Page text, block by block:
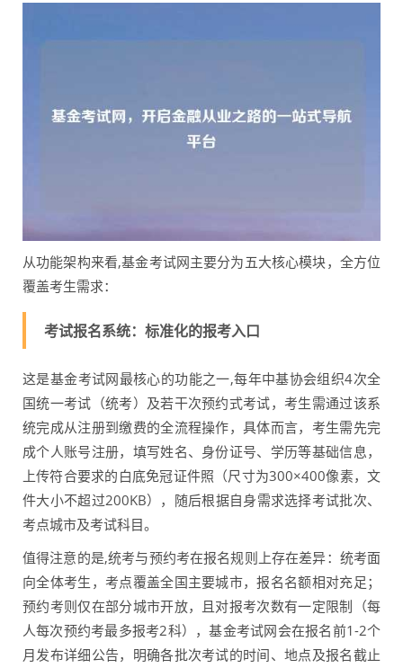
从功能架构来看,基金考试网主要分为五大核心模块，全方位
覆盖考生需求：
考试报名系统：标准化的报考入口
这是基金考试网最核心的功能之一,每年中基协会组织4次全
国统一考试（统考）及若干次预约式考试，考生需通过该系
统完成从注册到缴费的全流程操作，具体而言，考生需先完
成个人账号注册，填写姓名、身份证号、学历等基础信息，
上传符合要求的白底免冠证件照（尺寸为300×400像素，文
件大小不超过200KB），随后根据自身需求选择考试批次、
考点城市及考试科目。
值得注意的是,统考与预约考在报名规则上存在差异：统考面
向全体考生，考点覆盖全国主要城市，报名名额相对充足；
预约考则仅在部分城市开放，且对报考次数有一定限制（每
人每次预约考最多报考2科），基金考试网会在报名前1-2个
月发布详细公告，明确各批次考试的时间、地点及报名截止